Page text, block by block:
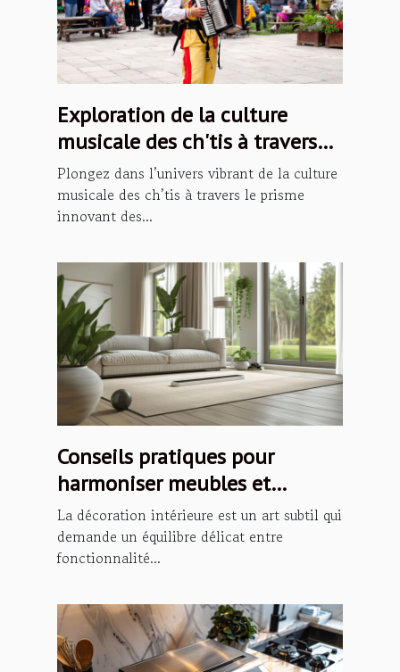
Exploration de la culture
musicale des ch'tis à travers
les podcasts
Plongez dans l’univers vibrant de la culture
musicale des ch’tis à travers le prisme
innovant des...
Conseils pratiques pour
harmoniser meubles et
décoration intérieure
La décoration intérieure est un art subtil qui
demande un équilibre délicat entre
fonctionnalité...